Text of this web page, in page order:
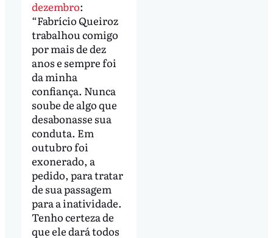
dezembro:
“Fabrício Queiroz
trabalhou comigo
por mais de dez
anos e sempre foi
da minha
confiança. Nunca
soube de algo que
desabonasse sua
conduta. Em
outubro foi
exonerado, a
pedido, para tratar
de sua passagem
para a inatividade.
Tenho certeza de
que ele dará todos